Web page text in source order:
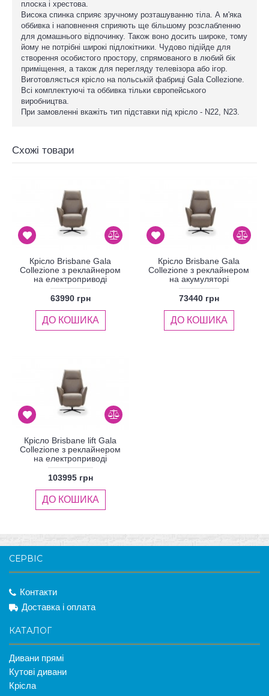
плоска і хрестова.
Висока спинка сприяє зручному розташуванню тіла. А м'яка
оббивка і наповнення сприяють ще більшому розслабленню
для домашнього відпочинку. Також воно досить широке, тому
йому не потрібні широкі підлокітники. Чудово підійде для
створення особистого простору, спрямованого в любий бік
приміщення, а також для перегляду телевізора або ігор.
Виготовляється крісло на польській фабриці Gala Collezione.
Всі комплектуючі та оббивка тільки європейського
виробництва.
При замовленні вкажіть тип підставки під крісло - N22, N23.
Схожі товари
Крісло Brisbane Gala
Collezione з реклайнером
на електроприводі
63990 грн
ДО КОШИКА
Крісло Brisbane Gala
Collezione з реклайнером
на акумуляторі
73440 грн
ДО КОШИКА
Крісло Brisbane lift Gala
Collezione з реклайнером
на електроприводі
103995 грн
ДО КОШИКА
СЕРВІС
Контакти
Доставка і оплата
КАТАЛОГ
Дивани прямі
Кутові дивани
Крісла